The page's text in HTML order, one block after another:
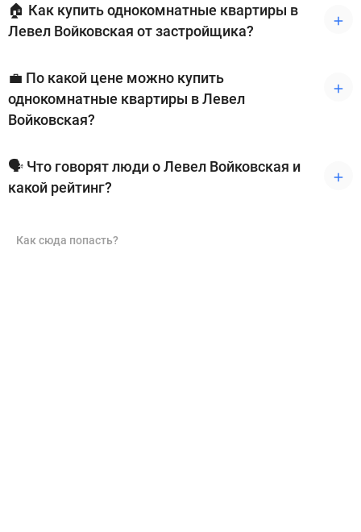
🏠 Как купить однокомнатные квартиры в
Левел Войковская от застройщика?
💼 По какой цене можно купить
однокомнатные квартиры в Левел
Войковская?
🗣 Что говорят люди о Левел Войковская и
какой рейтинг?
Как сюда попасть?